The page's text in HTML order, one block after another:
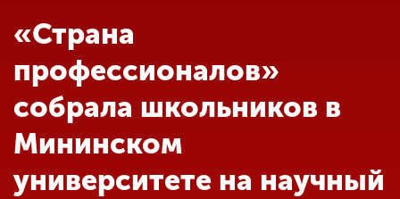
Абитуриенту
Обучение
Наука
«Страна
профессионалов»
собрала школьников в
Мининском
университете на научный